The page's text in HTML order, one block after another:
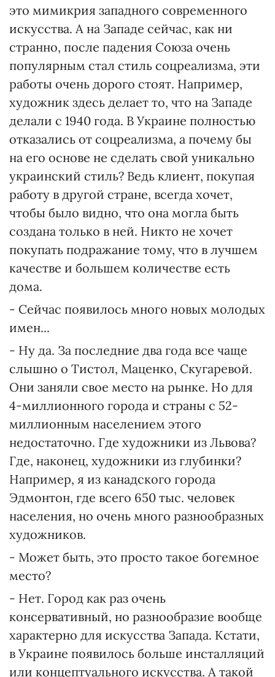
это мимикрия западного современного
искусства. А на Западе сейчас, как ни
странно, после падения Союза очень
популярным стал стиль соцреализма, эти
работы очень дорого стоят. Например,
художник здесь делает то, что на Западе
делали с 1940 года. В Украине полностью
отказались от соцреализма, а почему бы
на его основе не сделать свой уникально
украинский стиль? Ведь клиент, покупая
работу в другой стране, всегда хочет,
чтобы было видно, что она могла быть
создана только в ней. Никто не хочет
покупать подражание тому, что в лучшем
качестве и большем количестве есть
дома.
- Сейчас появилось много новых молодых
имен...
- Ну да. За последние два года все чаще
слышно о Тистол, Маценко, Скугаревой.
Они заняли свое место на рынке. Но для
4-миллионного города и страны с 52-
миллионным населением этого
недостаточно. Где художники из Львова?
Где, наконец, художники из глубинки?
Например, я из канадского города
Эдмонтон, где всего 650 тыс. человек
населения, но очень много разнообразных
художников.
- Может быть, это просто такое богемное
место?
- Нет. Город как раз очень
консервативный, но разнообразие вообще
характерно для искусства Запада. Кстати,
в Украине появилось больше инсталляций
или концептуального искусства. А такой